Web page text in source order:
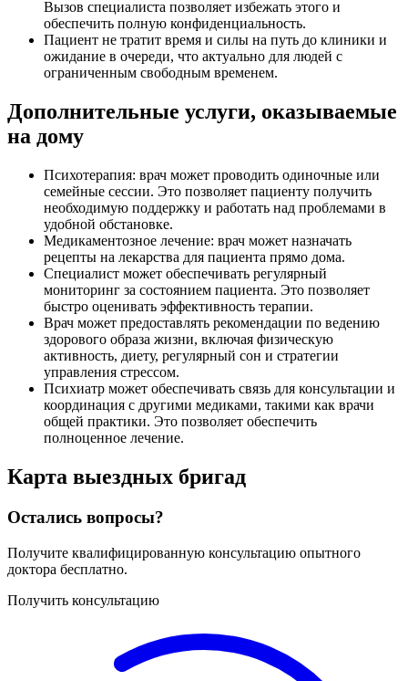
Вызов специалиста позволяет избежать этого и
обеспечить полную конфиденциальность.
Пациент не тратит время и силы на путь до клиники и
ожидание в очереди, что актуально для людей с
ограниченным свободным временем.
Дополнительные услуги, оказываемые
на дому
Психотерапия: врач может проводить одиночные или
семейные сессии. Это позволяет пациенту получить
необходимую поддержку и работать над проблемами в
удобной обстановке.
Медикаментозное лечение: врач может назначать
рецепты на лекарства для пациента прямо дома.
Специалист может обеспечивать регулярный
мониторинг за состоянием пациента. Это позволяет
быстро оценивать эффективность терапии.
Врач может предоставлять рекомендации по ведению
здорового образа жизни, включая физическую
активность, диету, регулярный сон и стратегии
управления стрессом.
Психиатр может обеспечивать связь для консультации и
координация с другими медиками, такими как врачи
общей практики. Это позволяет обеспечить
полноценное лечение.
Карта выездных бригад
Остались вопросы?
Получите квалифицированную консультацию опытного
доктора бесплатно.
Получить консультацию